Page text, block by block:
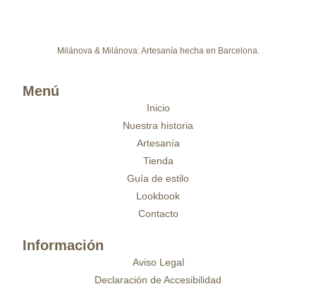
Milánova & Milánova: Artesanía hecha en Barcelona.
Menú
Inicio
Nuestra historia
Artesanía
Tienda
Guía de estilo
Lookbook
Contacto
Información
Aviso Legal
Declaración de Accesibilidad